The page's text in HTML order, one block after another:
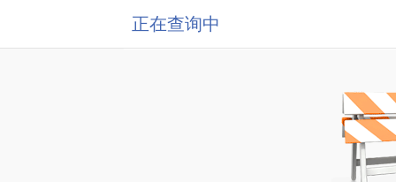
正在查询中